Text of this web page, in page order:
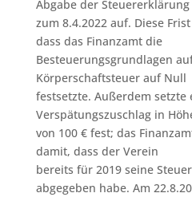
Abgabe der Steuererklärung
zum 8.4.2022 auf. Diese
dass das Finanzamt die
Besteuerungsgrundlagen
Körperschaftsteuer auf Null
festsetzte. Außerdem setzte
Verspätungszuschlag in
von 100 € fest; das
damit, dass der Verein
bereits für 2019 seine
abgegeben habe. Am